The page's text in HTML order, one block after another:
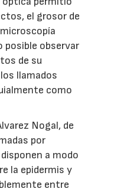
el grosor de
posible observar
de su
llamados
como
Nogal, de
por
a modo
la epidermis y
entre